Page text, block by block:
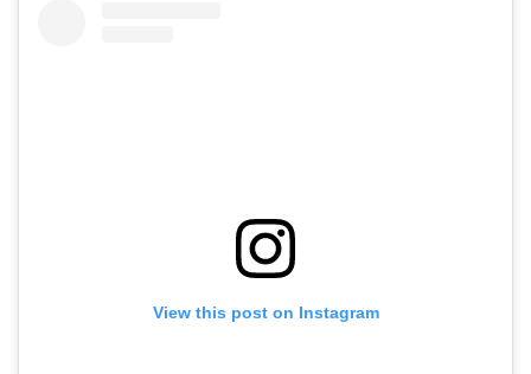
View this post on Instagram